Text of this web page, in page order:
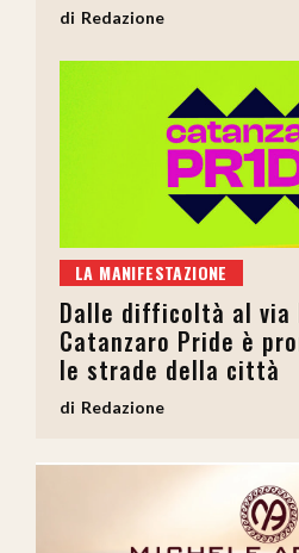
Redazione
LA MANIFESTAZIONE
Dalle difficoltà al via
Catanzaro Pride è
le strade della città
Redazione